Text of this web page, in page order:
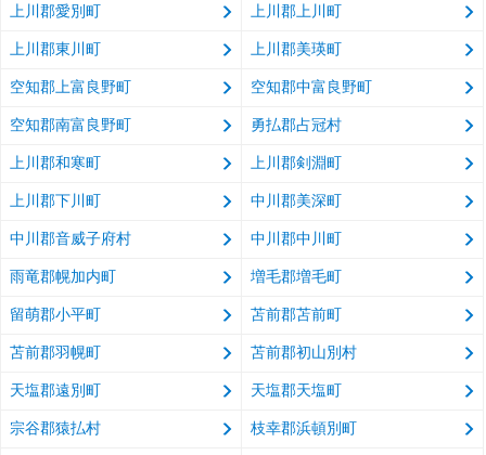
上川郡愛別町 上川郡上川町
上川郡東川町 上川郡美瑛町
空知郡上富良野町 空知郡中富良野町
空知郡南富良野町 勇払郡占冠村
上川郡和寒町 上川郡剣淵町
上川郡下川町 中川郡美深町
中川郡音威子府村 中川郡中川町
雨竜郡幌加内町 増毛郡増毛町
留萌郡小平町 苫前郡苫前町
苫前郡羽幌町 苫前郡初山別村
天塩郡遠別町 天塩郡天塩町
宗谷郡猿払村 枝幸郡浜頓別町